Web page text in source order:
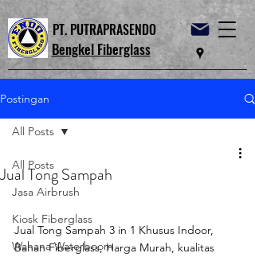
PT. PUTRAPRASENDO
Bengkel Fiberglass
Postingan
All Posts
Jasa Airbrush
Kiosk Fiberglass
Wahana Waterboom
All Posts
Jual Tong Sampah
Jual Tong Sampah 3 in 1 Khusus Indoor,
Bahan Fiberglass, Harga Murah, kualitas